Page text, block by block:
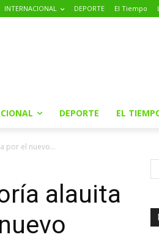
INTERNACIONAL DEPORTE El Tiempo
DEPORTE EL
por el nuevo...
alauita